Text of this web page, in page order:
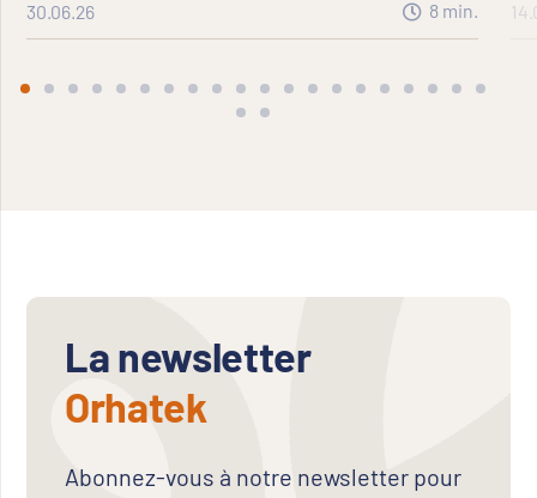
30.06.26 8 min.
La newsletter
Orhatek
Abonnez-vous à notre newsletter pour